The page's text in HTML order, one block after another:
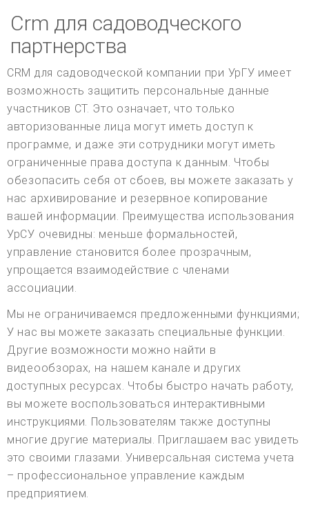
Crm для садоводческого
партнерства
CRM для садоводческой компании при УрГУ имеет
возможность защитить персональные данные
участников СТ. Это означает, что только
авторизованные лица могут иметь доступ к
программе, и даже эти сотрудники могут иметь
ограниченные права доступа к данным. Чтобы
обезопасить себя от сбоев, вы можете заказать у
нас архивирование и резервное копирование
вашей информации. Преимущества использования
УрСУ очевидны: меньше формальностей,
управление становится более прозрачным,
упрощается взаимодействие с членами
ассоциации.
Мы не ограничиваемся предложенными функциями;
У нас вы можете заказать специальные функции.
Другие возможности можно найти в
видеообзорах, на нашем канале и других
доступных ресурсах. Чтобы быстро начать работу,
вы можете воспользоваться интерактивными
инструкциями. Пользователям также доступны
многие другие материалы. Приглашаем вас увидеть
это своими глазами. Универсальная система учета
– профессиональное управление каждым
предприятием.